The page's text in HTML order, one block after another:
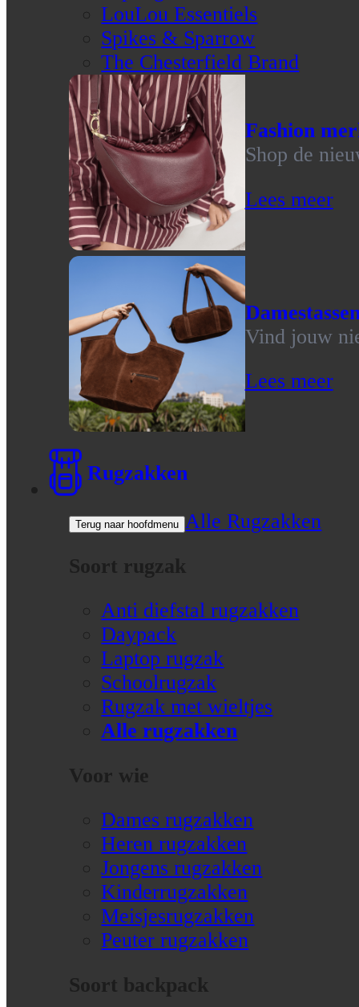
LouLou Essentiels
Spikes & Sparrow
The Chesterfield Brand
Fashion
Shop de
Lees meer
Vind jouw
Lees meer
Rugzakken
Terug naar hoofdmenu Alle Rugzakken
Soort rugzak
Anti diefstal rugzakken
Daypack
Laptop rugzak
Schoolrugzak
Rugzak met wieltjes
Alle rugzakken
Voor wie
Dames rugzakken
Heren rugzakken
Jongens rugzakken
Kinderrugzakken
Meisjesrugzakken
Peuter rugzakken
Soort backpack